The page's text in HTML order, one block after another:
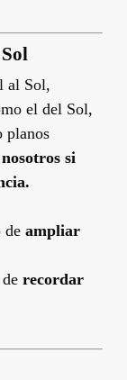
al Sol,
el del Sol,
planos
si
de ampliar
recordar